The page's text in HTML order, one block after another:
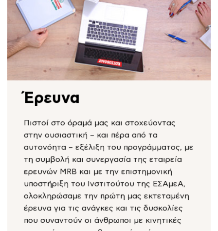
Έρευνα
Πιστοί στο όραμά μας και στοχεύοντας
στην ουσιαστική – και πέρα από τα
αυτονόητα – εξέλιξη του προγράμματος, με
τη συμβολή και συνεργασία της εταιρεία
ερευνών MRB και με την επιστημονική
υποστήριξη του Ινστιτούτου της EΣΑμεΑ,
ολοκληρώσαμε την πρώτη μας εκτεταμένη
έρευνα για τις ανάγκες και τις δυσκολίες
που συναντούν οι άνθρωποι με κινητικές